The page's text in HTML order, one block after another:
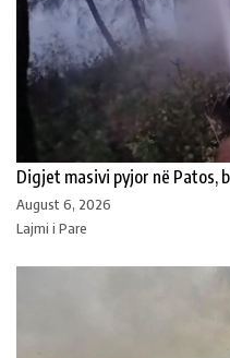
Digjet masivi pyjor në Patos,
August 6, 2026
Lajmi i Pare